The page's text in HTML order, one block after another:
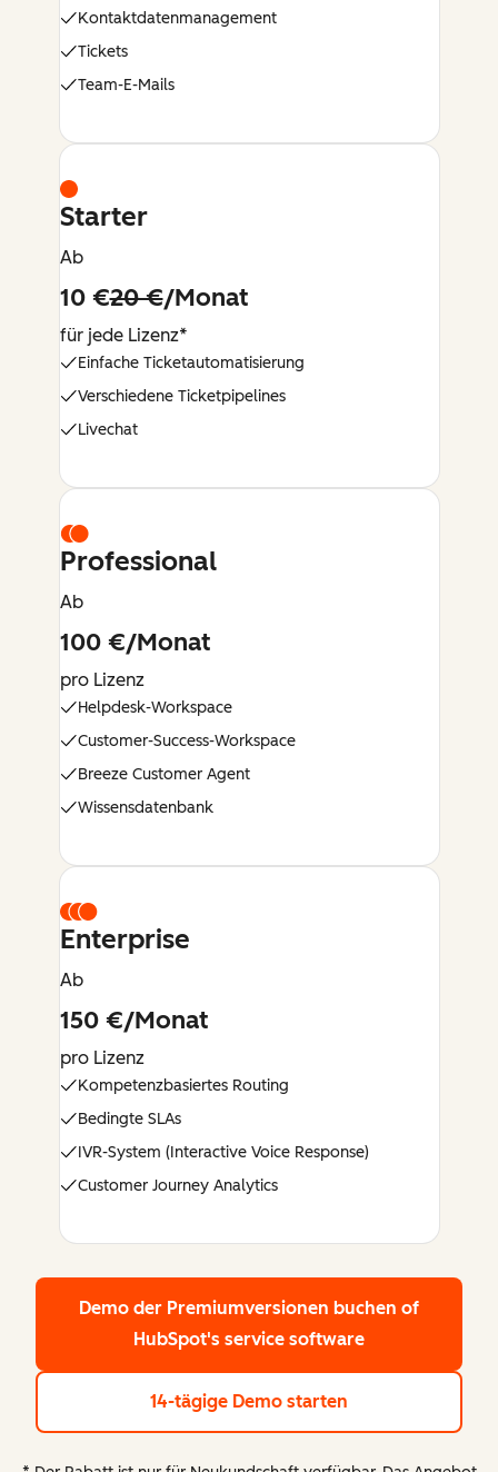
Kontaktdatenmanagement
Tickets
Team-E-Mails
Starter
Ab
10 €20 €/Monat
für jede Lizenz*
Einfache Ticketautomatisierung
Verschiedene Ticketpipelines
Livechat
Professional
Ab
100 €/Monat
pro Lizenz
Helpdesk-Workspace
Customer-Success-Workspace
Breeze Customer Agent
Wissensdatenbank
Enterprise
Ab
150 €/Monat
pro Lizenz
Kompetenzbasiertes Routing
Bedingte SLAs
IVR-System (Interactive Voice Response)
Customer Journey Analytics
Demo der Premiumversionen buchen of
HubSpot's service software
14-tägige Demo starten